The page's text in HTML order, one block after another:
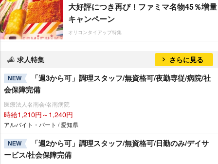
大好評につき再び！ファミマ名物45％増量
キャンペーン
オリコンタイアップ特集
求人特集 さらに見る
NEW
「週3から可」調理スタッフ/無資格可/夜勤専従/病院/社
会保障完備
医療法人名南会/名南病院
時給1,210円～1,240円
アルバイト・パート / 愛知県
NEW
「週2から可」調理スタッフ/無資格可/日勤のみ/デイサ
ービス/社会保障完備